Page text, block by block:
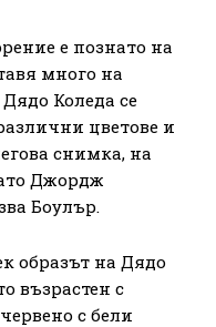
е познато на
много на
Коледа се
цветове и
снимка, на
Джордж
Боулър.
образът на Дядо
възрастен с
с бели